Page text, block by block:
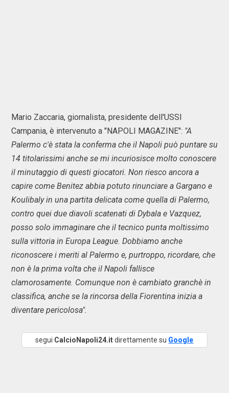
Mario Zaccaria, giornalista, presidente dell'USSI
Campania, è intervenuto a "NAPOLI MAGAZINE": "A
Palermo c'è stata la conferma che il Napoli può puntare su
14 titolarissimi anche se mi incuriosisce molto conoscere
il minutaggio di questi giocatori. Non riesco ancora a
capire come Benitez abbia potuto rinunciare a Gargano e
Koulibaly in una partita delicata come quella di Palermo,
contro quei due diavoli scatenati di Dybala e Vazquez,
posso solo immaginare che il tecnico punta moltissimo
sulla vittoria in Europa League. Dobbiamo anche
riconoscere i meriti al Palermo e, purtroppo, ricordare, che
non è la prima volta che il Napoli fallisce
clamorosamente. Comunque non è cambiato granchè in
classifica, anche se la rincorsa della Fiorentina inizia a
diventare pericolosa".
segui CalcioNapoli24.itdirettamente su Google